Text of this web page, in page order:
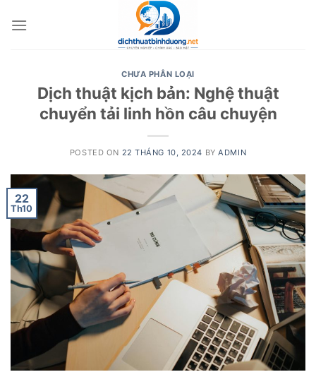
CHƯA PHÂN LOẠI
Dịch thuật kịch bản: Nghệ thuật
chuyển tải linh hồn câu chuyện
POSTED ON 22 THÁNG 10, 2024 BYADMIN
22
Th10